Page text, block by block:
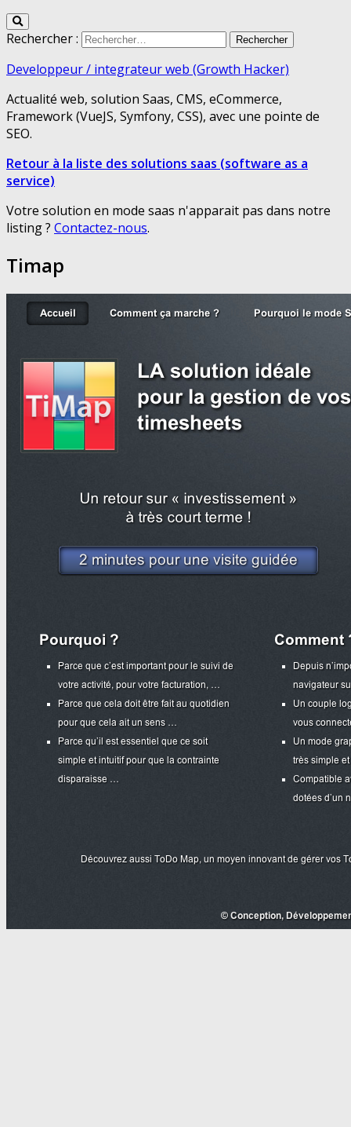
Rechercher :
Developpeur / integrateur web (Growth Hacker)
Actualité web, solution Saas, CMS, eCommerce,
Framework (VueJS, Symfony, CSS), avec une pointe de
SEO.
Retour à la liste des solutions saas (software as a
service)
Votre solution en mode saas n'apparait pas dans notre
listing ? Contactez-nous.
Timap